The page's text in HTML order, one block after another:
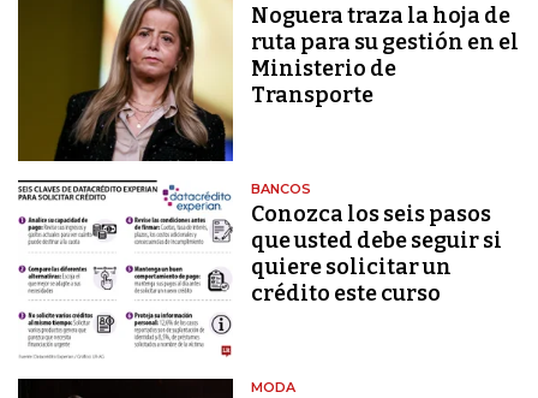
Noguera traza la hoja de
ruta para su gestión en el
Ministerio de
Transporte
BANCOS
Conozca los seis pasos
que usted debe seguir si
quiere solicitar un
crédito este curso
MODA